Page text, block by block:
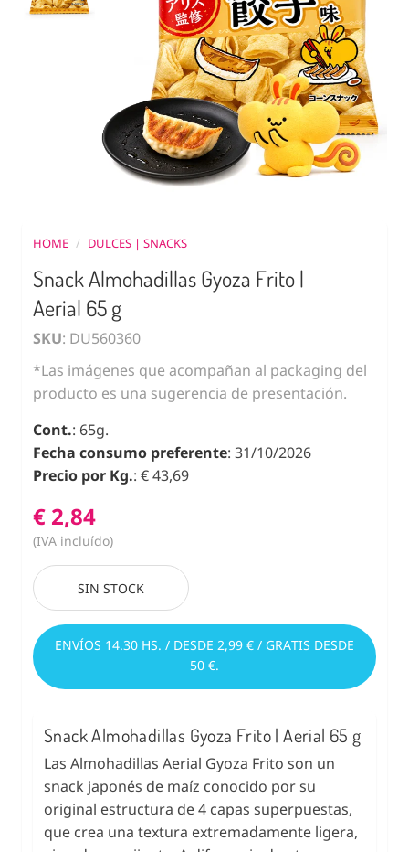
HOME / DULCES | SNACKS
Snack Almohadillas Gyoza Frito |
Aerial 65 g
SKU: DU560360
*Las imágenes que acompañan al packaging del
producto es una sugerencia de presentación.
Cont.: 65g.
Fecha consumo preferente: 31/10/2026
Precio por Kg.: € 43,69
€ 2,84
(IVA incluído)
SIN STOCK
ENVÍOS 14.30 HS. / DESDE 2,99 € / GRATIS DESDE
50 €.
Snack Almohadillas Gyoza Frito | Aerial 65 g
Las Almohadillas Aerial Gyoza Frito son un
snack japonés de maíz conocido por su
original estructura de 4 capas superpuestas,
que crea una textura extremadamente ligera,